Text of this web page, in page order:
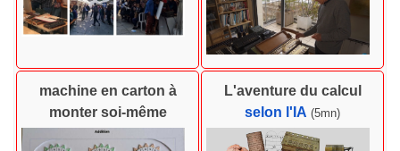
machine en carton à
monter soi-même
L'aventure du calcul
selon l'IA (5mn)